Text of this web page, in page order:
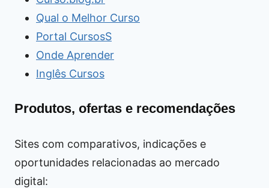
Qual o Melhor Curso
Portal CursosS
Onde Aprender
Inglês Cursos
Produtos, ofertas e recomendações
Sites com comparativos, indicações e
oportunidades relacionadas ao mercado
digital: